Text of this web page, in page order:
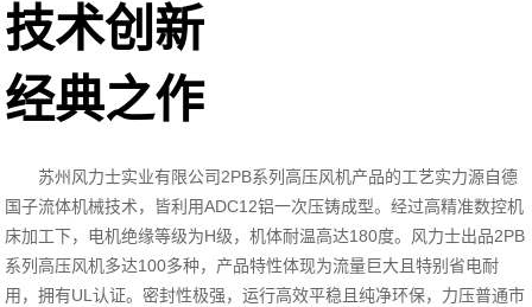
技术创新
经典之作
苏州风力士实业有限公司2PB系列高压风机产品的工艺实力源自德
国子流体机械技术，皆利用ADC12铝一次压铸成型。经过高精准数控机
床加工下，电机绝缘等级为H级，机体耐温高达180度。风力士出品2PB
系列高压风机多达100多种，产品特性体现为流量巨大且特别省电耐
用，拥有UL认证。密封性极强，运行高效平稳且纯净环保，力压普通市